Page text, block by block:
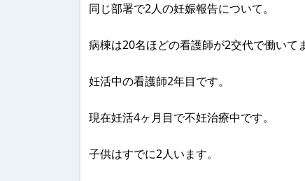
同じ部署で2人の妊娠報告について。
病棟は20名ほどの看護師が2交代で働いて
妊活中の看護師2年目です。
現在妊活4ヶ月目で不妊治療中です。
子供はすでに2人います。